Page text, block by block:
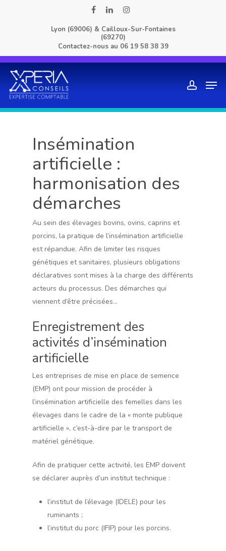
facebooklinkedininstagram
Lyon (69006) & Cailloux-Sur-Fontaines
(69270)
Contactez-nous au 06 19 58 38 39
Insémination
artificielle :
harmonisation des
démarches
Au sein des élevages bovins, ovins, caprins et
porcins, la pratique de l’insémination artificielle
est répandue. Afin de limiter les risques
génétiques et sanitaires, plusieurs obligations
déclaratives sont mises à la charge des différents
acteurs du processus. Des démarches qui
viennent d’être précisées…
Enregistrement des
activités d’insémination
artificielle
Les entreprises de mise en place de semence
(EMP) ont pour mission de procéder à
l’insémination artificielle des femelles dans les
élevages dans le cadre de la « monte publique
artificielle », c’est-à-dire par le transport de
matériel génétique.
Afin de pratiquer cette activité, les EMP doivent
se déclarer auprès d’un institut technique :
l’institut de l’élevage (IDELE) pour les
ruminants ;
l’institut du porc (IFIP) pour les porcins.